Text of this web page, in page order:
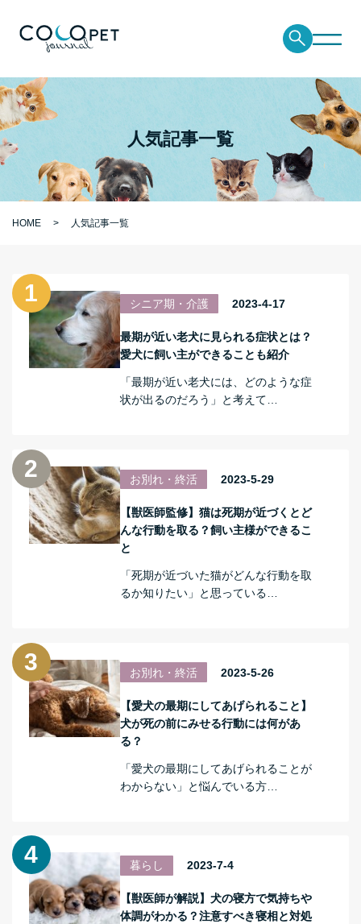
人気記事一覧
HOME 人気記事一覧
シニア期・介護 2023-4-17
最期が近い老犬に見られる症状とは？
愛犬に飼い主ができることも紹介
「最期が近い老犬には、どのような症
状が出るのだろう」と考えて…
お別れ・終活 2023-5-29
【獣医師監修】猫は死期が近づくとど
んな行動を取る？飼い主様ができるこ
と
「死期が近づいた猫がどんな行動を取
るか知りたい」と思っている…
お別れ・終活 2023-5-26
【愛犬の最期にしてあげられること】
犬が死の前にみせる行動には何があ
る？
「愛犬の最期にしてあげられることが
わからない」と悩んでいる方…
暮らし 2023-7-4
【獣医師が解説】犬の寝方で気持ちや
体調がわかる？注意すべき寝相と対処